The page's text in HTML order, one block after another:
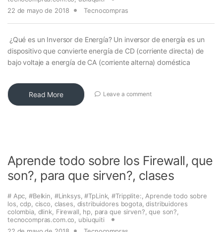
22 de mayo de 2018
Tecnocompras
¿Qué es un Inversor de Energía? Un inversor de energía es un
dispositivo que convierte energía de CD (corriente directa) de
bajo voltaje a energía de CA (corriente alterna) doméstica
Read More Leave a comment
Aprende todo sobre los Firewall, que
son?, para que sirven?, clases
# Apc ,#Belkin #Linksys ,#TpLink ,#Tripplite: Aprende todo sobre
los ,cdp, cisco clases distribuidores bogota,distribuidores
colombia, dlink Firewall hp para que sirven? ,que son?
tecnocompras.com.co
ubiuquiti